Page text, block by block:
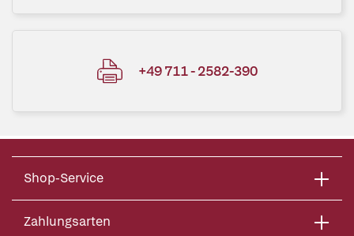
+49 711 - 2582-390
Shop-Service
Zahlungsarten